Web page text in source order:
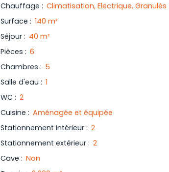
Chauffage : Climatisation, Electrique, Granulés
Surface : 140 m²
Séjour : 40 m²
Pièces : 6
Chambres : 5
Salle d'eau : 1
WC : 2
Cuisine : Aménagée et équipée
Stationnement intérieur : 2
Stationnement extérieur : 2
Cave : Non